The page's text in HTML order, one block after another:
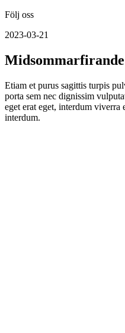
Följ oss
2023-03-21
Midsommarfirande
Etiam et purus sagittis turpis
porta sem nec dignissim
eget erat eget, interdum
interdum.